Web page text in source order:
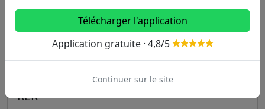
11 12 13
14
RER
Télécharger l'application
Application gratuite · 4,8/5
Continuer sur le site